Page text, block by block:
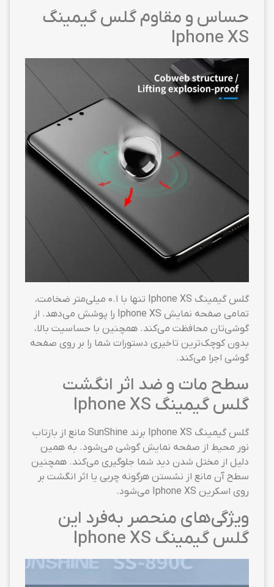
حساس و مقاوم گلس گیمینگ
Iphone XS
گلس گیمینگ Iphone XS تنها با ۰.۱ میلی‌متر ضخامت،
تمامی صفحه نمایش Iphone XS را پوشش می‌دهد. از
گوشی‌تان محافظت می‌کند. همچنین با حساسیت بالا،
بدون کوچک‌ترین تاخیری دستورات شما را بر روی صفحه
گوشی اجرا می‌کند.
سطح مات و ضد اثر انگشت
گلس گیمینگ Iphone XS
گلس گیمینگ Iphone XS برند SunShine مانع از بازتاب
نور محیط از صفحه نمایش گوشی می‌شود. به همین
دلیل از مختل شدن دید شما جلوگیری می‌کند. همچنین
سطح آن مانع از نشستن هرگونه چربی یا اثر انگشت بر
روی اسکرین Iphone XS می‌شود.
ویژگی‌های منحصر به‌فرد این
گلس گیمینگ Iphone XS